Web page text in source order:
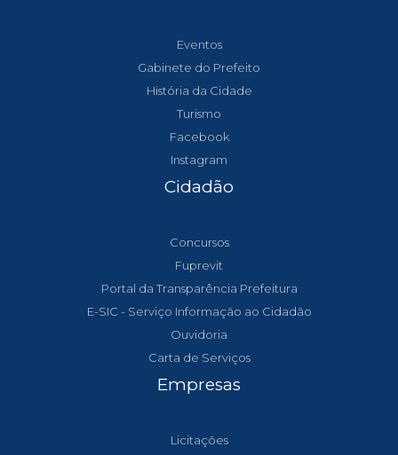
Eventos
Gabinete do Prefeito
História da Cidade
Turismo
Facebook
Instagram
Cidadão
Concursos
Fuprevit
Portal da Transparência Prefeitura
E-SIC - Serviço Informação ao Cidadão
Ouvidoria
Carta de Serviços
Empresas
Licitações